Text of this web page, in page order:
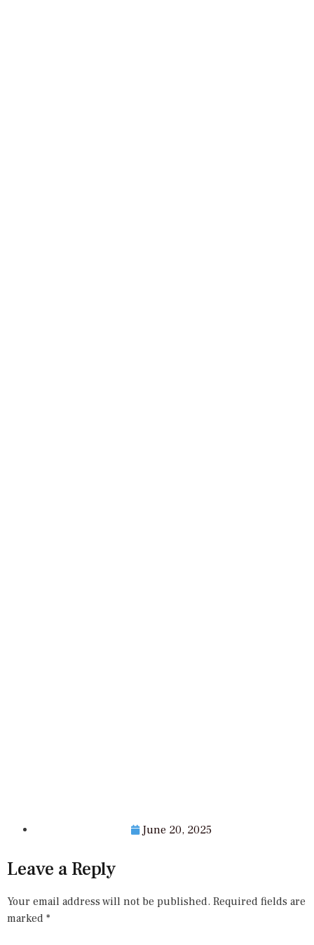
June 20, 2025
Leave a Reply
Your email address will not be published. Required fields are
marked *